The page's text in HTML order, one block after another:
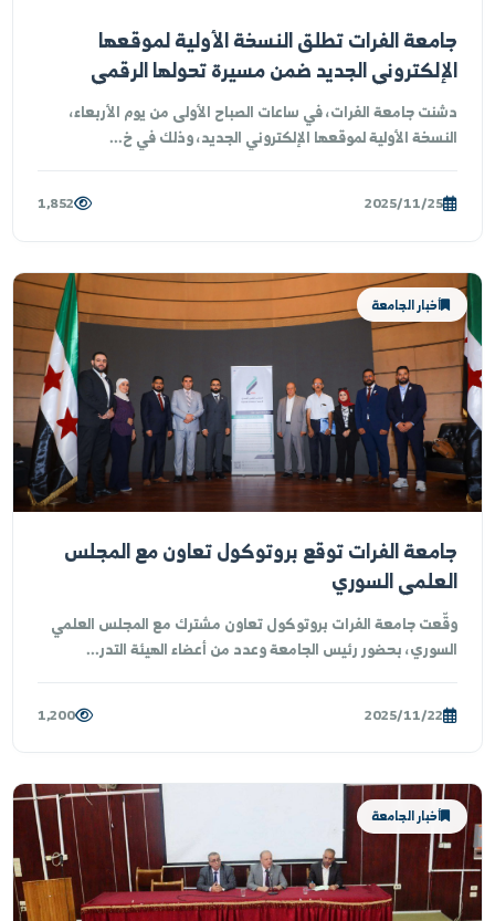
أخبار الجامعة
الفرات تطلق النسخة الأولية لموقعها
الجديد ضمن مسيرة تحولها الرقمي
جامعة الفرات، في ساعات الصباح الأولى من يوم الأربعاء،
الأولية لموقعها الإلكتروني الجديد، وذلك في خ...
2025/11/25
1,852